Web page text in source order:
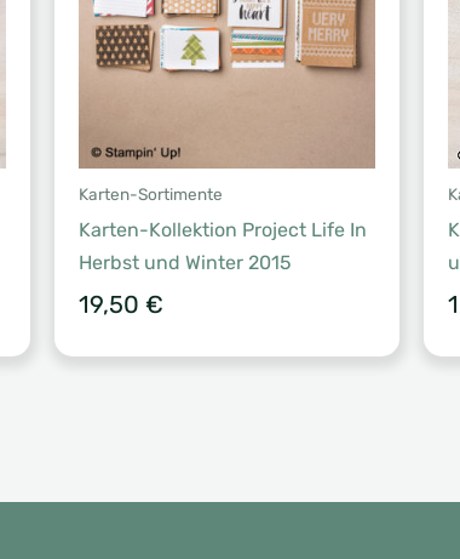
Karten-Sortimente
Karten-Kollektion Project Life In
Herbst und Winter 2015
19,50 €